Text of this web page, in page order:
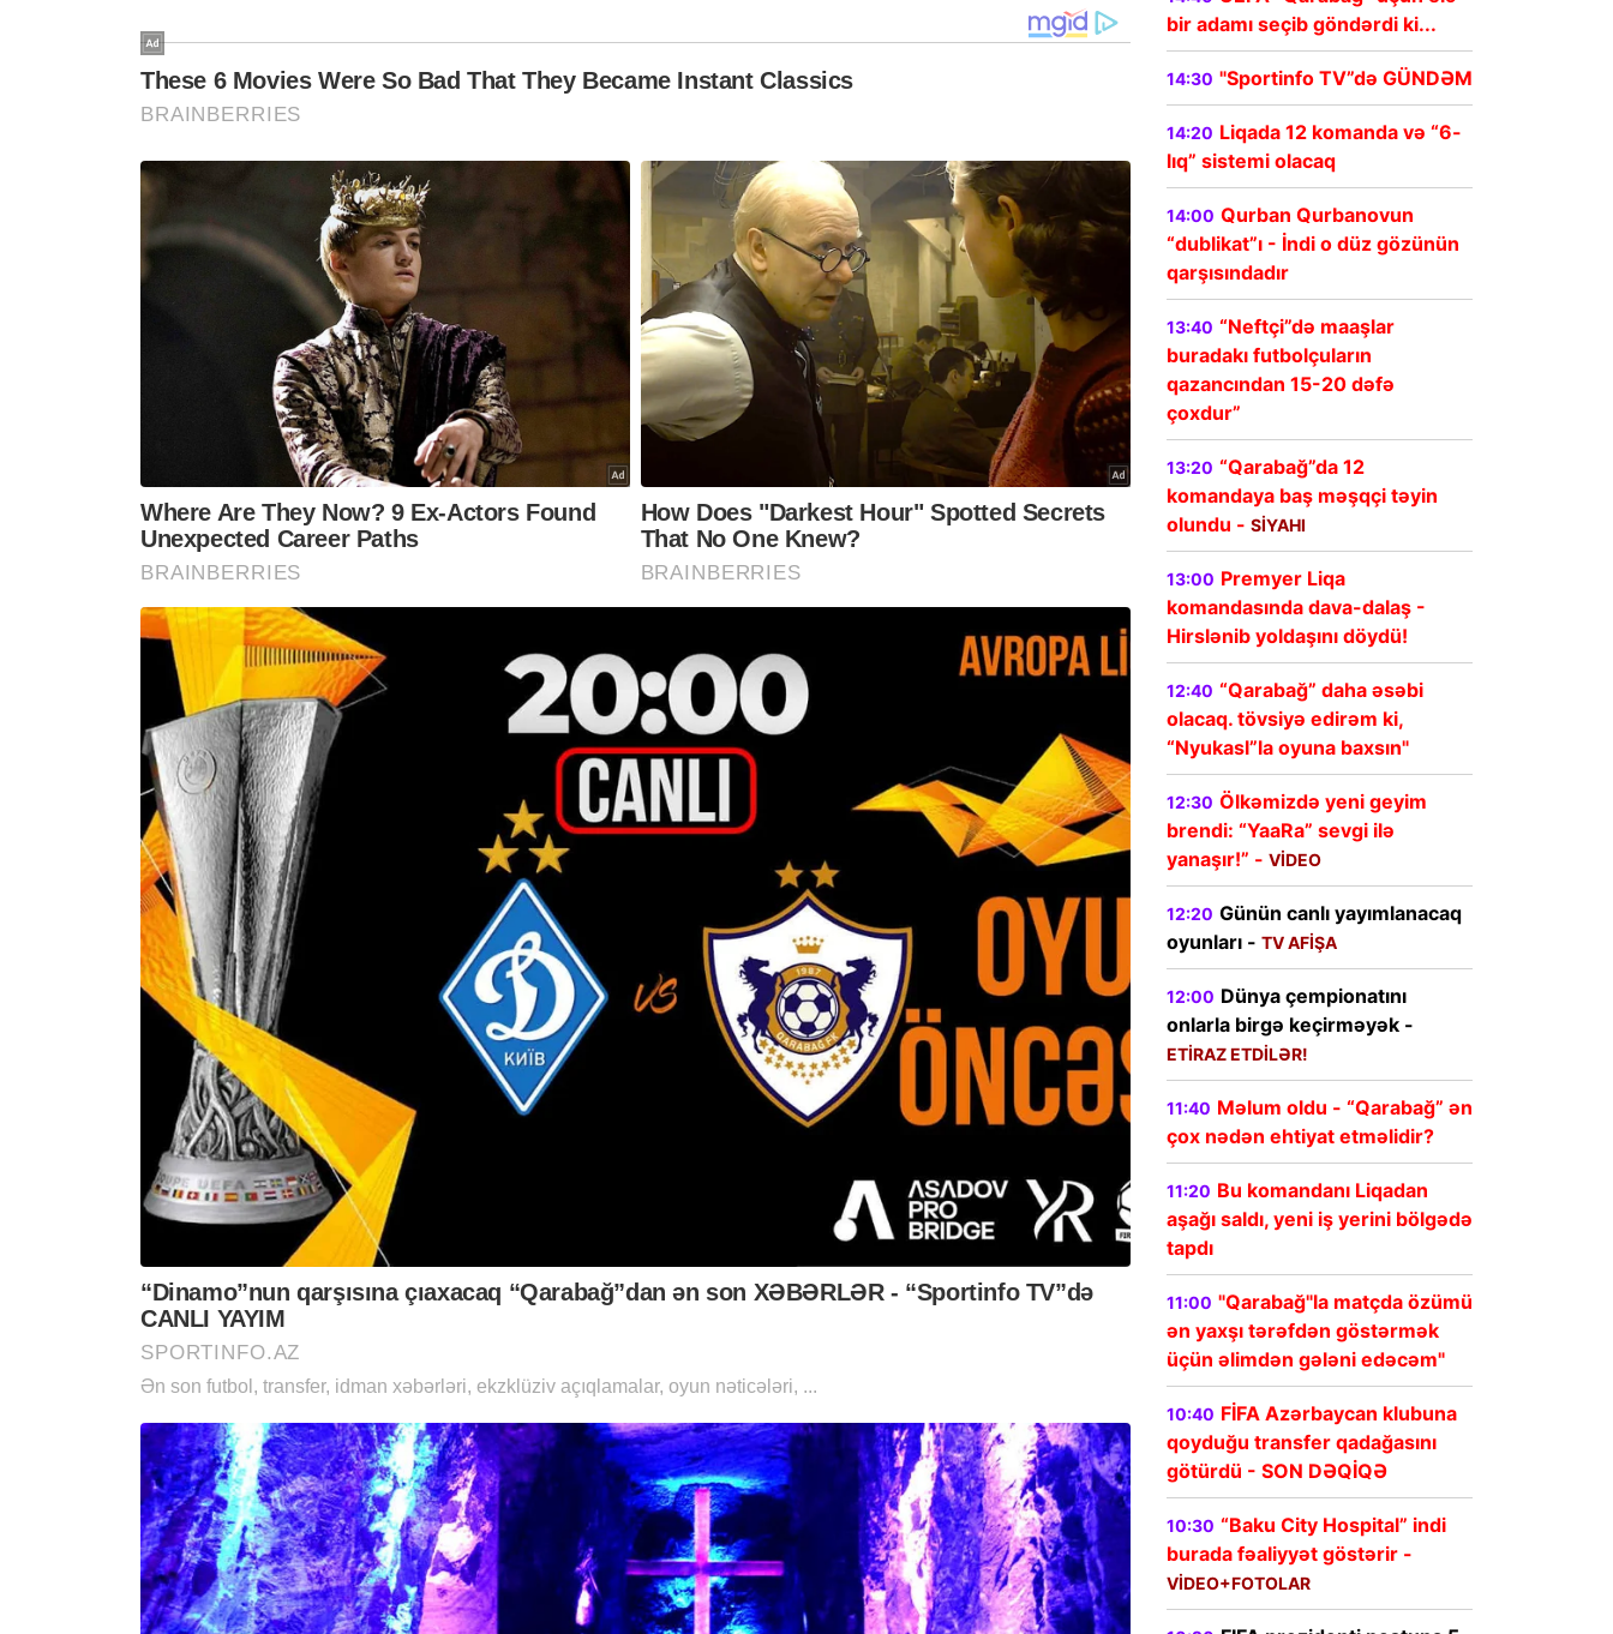
bir adamı seçib göndərdi ki...
14:30 "Sportinfo TV”də GÜNDƏM
14:20 Liqada 12 komanda və “6-
lıq” sistemi olacaq
14:00 Qurban Qurbanovun
“dublikat”ı - İndi o düz gözünün
qarşısındadır
13:40 “Neftçi”də maaşlar
buradakı futbolçuların
qazancından 15-20 dəfə
çoxdur”
13:20 “Qarabağ”da 12
komandaya baş məşqçi təyin
olundu - SİYAHI
13:00 Premyer Liqa
komandasında dava-dalaş -
Hirslənib yoldaşını döydü!
12:40 “Qarabağ” daha əsəbi
olacaq. tövsiyə edirəm ki,
“Nyukasl”la oyuna baxsın"
12:30 Ölkəmizdə yeni geyim
brendi: “YaaRa” sevgi ilə
yanaşır!” - VİDEO
12:20 Günün canlı yayımlanacaq
oyunları - TV AFİŞA
12:00 Dünya çempionatını
onlarla birgə keçirməyək -
ETİRAZ ETDİLƏR!
11:40 Məlum oldu - “Qarabağ” ən
çox nədən ehtiyat etməlidir?
11:20 Bu komandanı Liqadan
aşağı saldı, yeni iş yerini bölgədə
tapdı
11:00 "Qarabağ"la matçda özümü
ən yaxşı tərəfdən göstərmək
üçün əlimdən gələni edəcəm"
10:40 FİFA Azərbaycan klubuna
qoyduğu transfer qadağasını
götürdü - SON DƏQİQƏ
10:30 “Baku City Hospital” indi
burada fəaliyyət göstərir -
VİDEO+FOTOLAR